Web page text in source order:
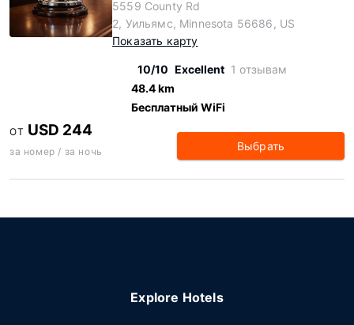
5559 County Rd
2, Уильямс, Minnesota 56686, US
Показать карту
10/10 Excellent 1 отзывам
48.4 km
Бесплатный WiFi
ОТ USD 244
за номер / за ночь Выбрать
Explore Hotels